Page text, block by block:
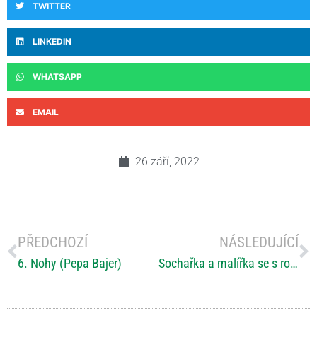
TWITTER
LINKEDIN
WHATSAPP
EMAIL
26 září, 2022
PŘEDCHOZÍ
6. Nohy (Pepa Bajer)
NÁSLEDUJÍCÍ
Sochařka a malířka se s roztroušenou sklerózou vyrovnává s nadhledem